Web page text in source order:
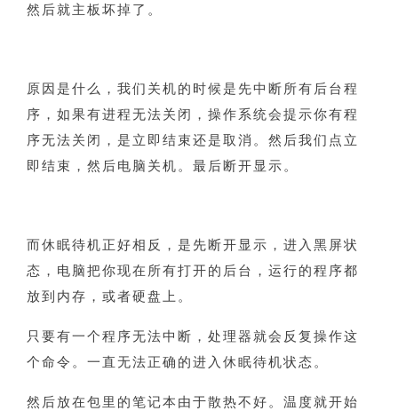
然后就主板坏掉了。
原因是什么，我们关机的时候是先中断所有后台程
序，如果有进程无法关闭，操作系统会提示你有程
序无法关闭，是立即结束还是取消。然后我们点立
即结束，然后电脑关机。最后断开显示。
而休眠待机正好相反，是先断开显示，进入黑屏状
态，电脑把你现在所有打开的后台，运行的程序都
放到内存，或者硬盘上。
只要有一个程序无法中断，处理器就会反复操作这
个命令。一直无法正确的进入休眠待机状态。
然后放在包里的笔记本由于散热不好。温度就开始